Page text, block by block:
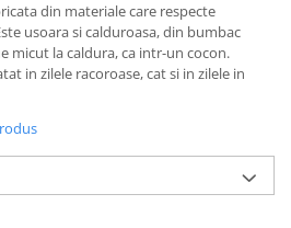
din materiale care respecte
usoara si calduroasa, din bumbac
micut la caldura, ca intr-un cocon.
in zilele racoroase, cat si in zilele in